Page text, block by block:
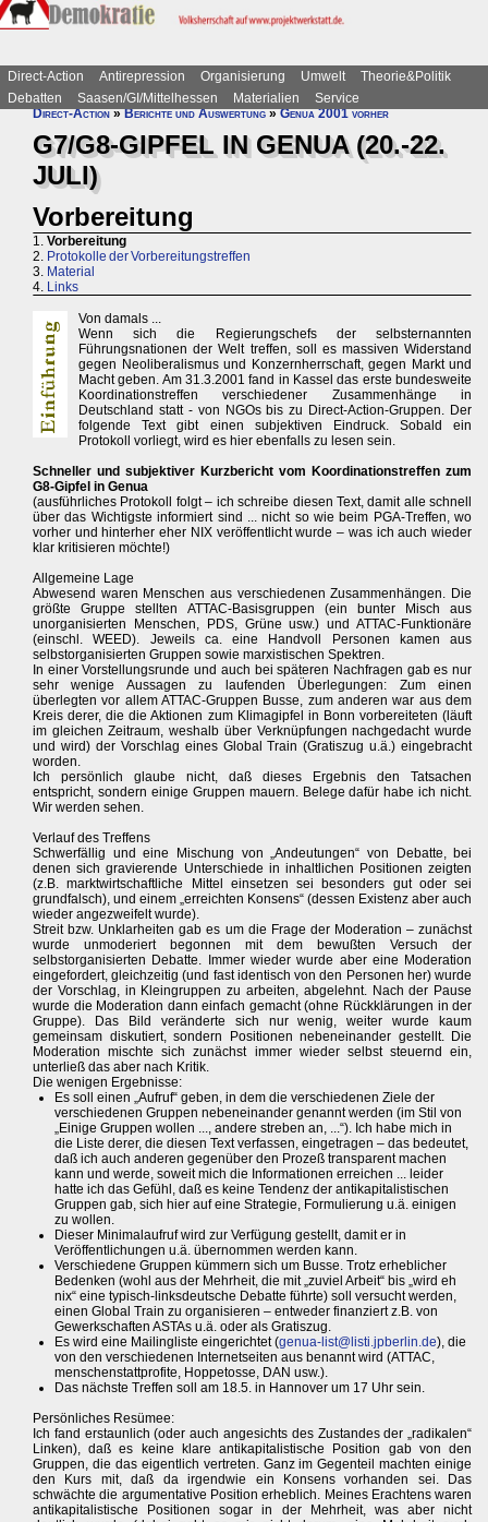
Direct-Action Antirepression Organisierung Umwelt
Theorie&Politik
Debatten
Saasen/GI/Mittelhessen Materialien
Service
Direct-Action»Berichte und Auswertung»Genua 2001 vorher
G7/G8-GIPFEL IN GENUA (20.-22.
JULI)
Vorbereitung
1. Vorbereitung
2. Protokolle der Vorbereitungstreffen
3. Material
4. Links
Von damals ...
Wenn sich die Regierungschefs der selbsternannten
Führungsnationen der Welt treffen, soll es massiven Widerstand
gegen Neoliberalismus und Konzernherrschaft, gegen Markt und
Macht geben. Am 31.3.2001 fand in Kassel das erste bundesweite
Koordinationstreffen verschiedener Zusammenhänge in
Deutschland statt - von NGOs bis zu Direct-Action-Gruppen. Der
folgende Text gibt einen subjektiven Eindruck. Sobald ein
Protokoll vorliegt, wird es hier ebenfalls zu lesen sein.
Schneller und subjektiver Kurzbericht vom Koordinationstreffen zum
G8-Gipfel in Genua
(ausführliches Protokoll folgt – ich schreibe diesen Text, damit alle schnell
über das Wichtigste informiert sind ... nicht so wie beim PGA-Treffen, wo
vorher und hinterher eher NIX veröffentlicht wurde – was ich auch wieder
klar kritisieren möchte!)
Allgemeine Lage
Abwesend waren Menschen aus verschiedenen Zusammenhängen. Die
größte Gruppe stellten ATTAC-Basisgruppen (ein bunter Misch aus
unorganisierten Menschen, PDS, Grüne usw.) und ATTAC-Funktionäre
(einschl. WEED). Jeweils ca. eine Handvoll Personen kamen aus
selbstorganisierten Gruppen sowie marxistischen Spektren.
In einer Vorstellungsrunde und auch bei späteren Nachfragen gab es nur
sehr wenige Aussagen zu laufenden Überlegungen: Zum einen
überlegten vor allem ATTAC-Gruppen Busse, zum anderen war aus dem
Kreis derer, die die Aktionen zum Klimagipfel in Bonn vorbereiteten (läuft
im gleichen Zeitraum, weshalb über Verknüpfungen nachgedacht wurde
und wird) der Vorschlag eines Global Train (Gratiszug u.ä.) eingebracht
worden.
Ich persönlich glaube nicht, daß dieses Ergebnis den Tatsachen
entspricht, sondern einige Gruppen mauern. Belege dafür habe ich nicht.
Wir werden sehen.
Verlauf des Treffens
Schwerfällig und eine Mischung von „Andeutungen“ von Debatte, bei
denen sich gravierende Unterschiede in inhaltlichen Positionen zeigten
(z.B. marktwirtschaftliche Mittel einsetzen sei besonders gut oder sei
grundfalsch), und einem „erreichten Konsens“ (dessen Existenz aber auch
wieder angezweifelt wurde).
Streit bzw. Unklarheiten gab es um die Frage der Moderation – zunächst
wurde unmoderiert begonnen mit dem bewußten Versuch der
selbstorganisierten Debatte. Immer wieder wurde aber eine Moderation
eingefordert, gleichzeitig (und fast identisch von den Personen her) wurde
der Vorschlag, in Kleingruppen zu arbeiten, abgelehnt. Nach der Pause
wurde die Moderation dann einfach gemacht (ohne Rückklärungen in der
Gruppe). Das Bild veränderte sich nur wenig, weiter wurde kaum
gemeinsam diskutiert, sondern Positionen nebeneinander gestellt. Die
Moderation mischte sich zunächst immer wieder selbst steuernd ein,
unterließ das aber nach Kritik.
Die wenigen Ergebnisse:
Es soll einen „Aufruf“ geben, in dem die verschiedenen Ziele der
verschiedenen Gruppen nebeneinander genannt werden (im Stil von
„Einige Gruppen wollen ..., andere streben an, ...“). Ich habe mich in
die Liste derer, die diesen Text verfassen, eingetragen – das bedeutet,
daß ich auch anderen gegenüber den Prozeß transparent machen
kann und werde, soweit mich die Informationen erreichen ... leider
hatte ich das Gefühl, daß es keine Tendenz der antikapitalistischen
Gruppen gab, sich hier auf eine Strategie, Formulierung u.ä. einigen
zu wollen.
Dieser Minimalaufruf wird zur Verfügung gestellt, damit er in
Veröffentlichungen u.ä. übernommen werden kann.
Verschiedene Gruppen kümmern sich um Busse. Trotz erheblicher
Bedenken (wohl aus der Mehrheit, die mit „zuviel Arbeit“ bis „wird eh
nix“ eine typisch-linksdeutsche Debatte führte) soll versucht werden,
einen Global Train zu organisieren – entweder finanziert z.B. von
Gewerkschaften ASTAs u.ä. oder als Gratiszug.
Es wird eine Mailingliste eingerichtet (genua-list@listi.jpberlin.de), die
von den verschiedenen Internetseiten aus benannt wird (ATTAC,
menschenstattprofite, Hoppetosse, DAN usw.).
Das nächste Treffen soll am 18.5. in Hannover um 17 Uhr sein.
Persönliches Resümee:
Ich fand erstaunlich (oder auch angesichts des Zustandes der „radikalen“
Linken), daß es keine klare antikapitalistische Position gab von den
Gruppen, die das eigentlich vertreten. Ganz im Gegenteil machten einige
den Kurs mit, daß da irgendwie ein Konsens vorhanden sei. Das
schwächte die argumentative Position erheblich. Meines Erachtens waren
antikapitalistische Positionen sogar in der Mehrheit, was aber nicht